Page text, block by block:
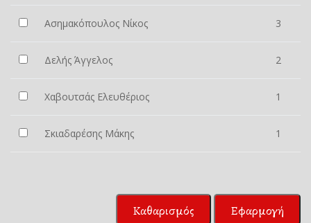
Ασημακόπουλος Νίκος 3
Δελής Άγγελος 2
Χαβουτσάς Ελευθέριος 1
Σκιαδαρέσης Μάκης 1
Καθαρισμός Εφαρμογή